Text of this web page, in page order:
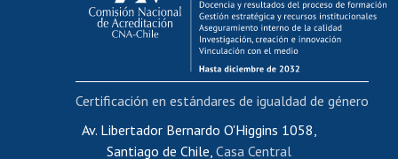
Funcionarias/os
Cursos internos de capacitación
Bienestar del personal
Portal de movilidad interna
Certificado de renta
Certificado de renta honorarios
Av. Libertador Bernardo O'Higgins 1058,
Santiago de Chile, Casa Central
Certificación en estándares de igualdad de género